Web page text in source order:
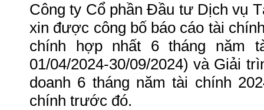
Công ty Cổ phần Đầu tư Dịch vụ
xin được công bố báo cáo tài
chính hợp nhất 6 tháng năm
01/04/2024-30/09/2024) và Giải
doanh 6 tháng năm tài chính
chính trước đó.